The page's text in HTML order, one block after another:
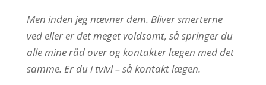
Men inden jeg nævner dem. Bliver smerterne
ved eller er det meget voldsomt, så springer du
alle mine råd over og kontakter lægen med det
samme. Er du i tvivl – så kontakt lægen.